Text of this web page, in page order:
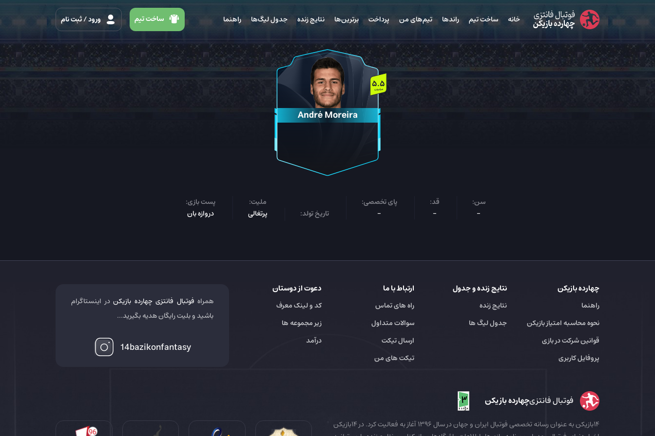
خانه ساخت تیم راندها تیم‌های من پرداخت برترین‌ها نتایج زنده جدول لیگ‌ها راهنما ساخت تیم ورود/ ثبت نام
André Moreira
5.5
میلیون
سن:
-
قد:
-
پای تخصصی:
-
تاریخ تولد:
ملیت:
پرتغالی
پست بازی:
دروازه بان
چهارده بازیکن
راهنما
نحوه محاسبه امتیاز بازیکن
قوانین شرکت در بازی
پروفایل کاربری
نتایج زنده و جدول
نتایج زنده
جدول لیگ ها
ارتباط با ما
راه های تماس
سوالات متداول
ارسال تیکت
تیکت های من
دعوت از دوستان
کد و لینک معرف
زیر مجموعه ها
درآمد
همراه فوتبال فانتزی چهارده بازیکن در اینستاگرام
باشید و بلیت رایگان هدیه بگیرید...
14bazikonfantasy
فوتبال فانتزیچهارده بازیکن
14بازیکن به عنوان رسانه تخصصی فوتبال ایران و جهان در سال 1396 آغاز به فعالیت کرد. در 14بازیکن